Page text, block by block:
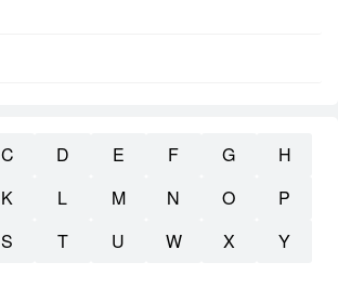
C D E F G
H
K L M N O
P
S T U W X
Y